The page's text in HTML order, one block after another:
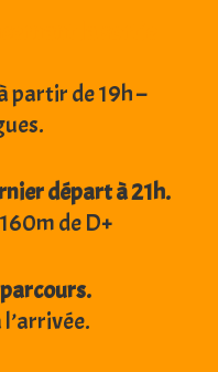
partir de 19h –
départ à 21h.
de D+